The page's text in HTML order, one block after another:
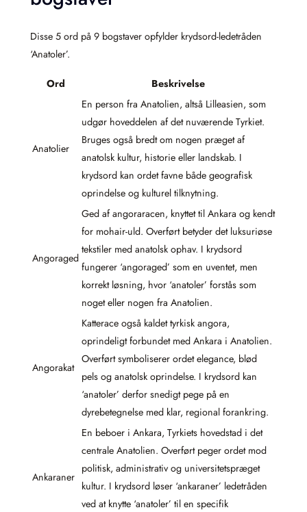
Disse 5 ord på 9 bogstaver opfylder krydsord-ledetråden
‘Anatoler’.
Ord Beskrivelse
Anatolier
En person fra Anatolien, altså Lilleasien, som
udgør hoveddelen af det nuværende Tyrkiet.
Bruges også bredt om nogen præget af
anatolsk kultur, historie eller landskab. I
krydsord kan ordet favne både geografisk
oprindelse og kulturel tilknytning.
Angoraged
Ged af angoraracen, knyttet til Ankara og kendt
for mohair-uld. Overført betyder det luksuriøse
tekstiler med anatolsk ophav. I krydsord
fungerer ‘angoraged’ som en uventet, men
korrekt løsning, hvor ‘anatoler’ forstås som
noget eller nogen fra Anatolien.
Angorakat
Katterace også kaldet tyrkisk angora,
oprindeligt forbundet med Ankara i Anatolien.
Overført symboliserer ordet elegance, blød
pels og anatolsk oprindelse. I krydsord kan
‘anatoler’ derfor snedigt pege på en
dyrebetegnelse med klar, regional forankring.
Ankaraner
En beboer i Ankara, Tyrkiets hovedstad i det
centrale Anatolien. Overført peger ordet mod
politisk, administrativ og universitetspræget
kultur. I krydsord løser ‘ankaraner’ ledetråden
ved at knytte ‘anatoler’ til en specifik